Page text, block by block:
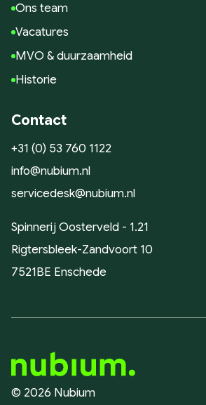
Hulp nodig?
Ons team
Vacatures
MVO & duurzaamheid
Historie
Contact
+31 (0) 53 760 1122
info@nubium.nl
servicedesk@nubium.nl
Spinnerij Oosterveld - 1.21
Rigtersbleek-Zandvoort 10
7521BE Enschede
© 2026 Nubium